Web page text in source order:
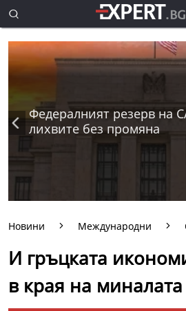
Федералният резерв на
лихвите без промяна
Новини Международни
И гръцката
в края на